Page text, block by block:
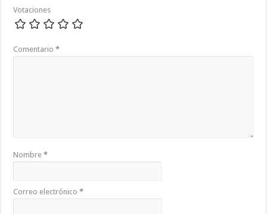
Votaciones
Comentario*
Nombre*
Correo electrónico*